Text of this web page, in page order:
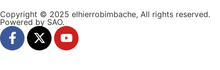
Copyright © 2025 elhierrobimbache, All rights reserved.
Powered by SAO.